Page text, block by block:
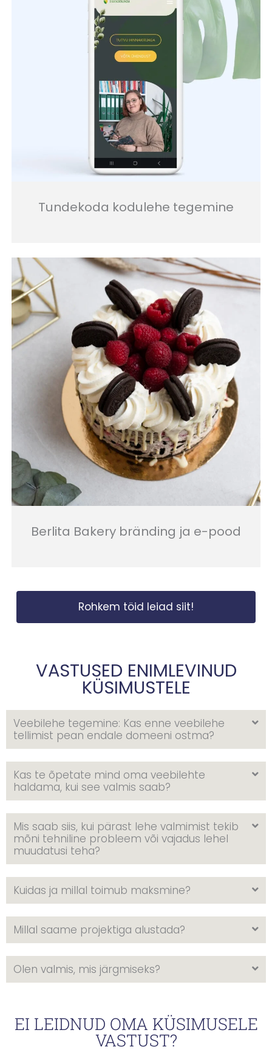
Tundekoda kodulehe tegemine
Berlita Bakery bränding ja e-pood
Rohkem töid leiad siit!
VASTUSED ENIMLEVINUD
KÜSIMUSTELE
Veebilehe tegemine: Kas enne veebilehe
tellimist pean endale domeeni ostma?
Kas te õpetate mind oma veebilehte
haldama, kui see valmis saab?
Mis saab siis, kui pärast lehe valmimist tekib
mõni tehniline probleem või vajadus lehel
muudatusi teha?
Kuidas ja millal toimub maksmine?
Millal saame projektiga alustada?
Olen valmis, mis järgmiseks?
EI LEIDNUD OMA KÜSIMUSELE
VASTUST?